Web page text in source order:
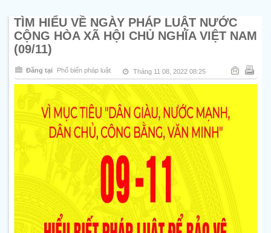
TÌM HIỂU VỀ NGÀY PHÁP LUẬT NƯỚC
CỘNG HÒA XÃ HỘI CHỦ NGHĨA VIỆT NAM
(09/11)
Đăng tại Phổ biến pháp luật Tháng 11 08, 2022 08:25